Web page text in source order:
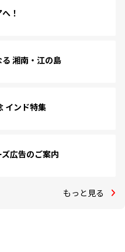
！
湘南・江の島
インド特集
ズ広告のご案内
もっと見る